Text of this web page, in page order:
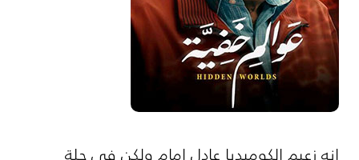
إنه زعيم الكوميديا عادل إمام ولكن في حلة